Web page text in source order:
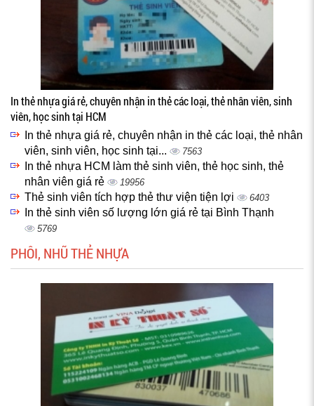
In thẻ nhựa giá rẻ, chuyên nhận in thẻ các loại, thẻ nhân viên, sinh
viên, học sinh tại HCM
In thẻ nhựa giá rẻ, chuyên nhận in thẻ các loại, thẻ nhân
viên, sinh viên, học sinh tại...
7563
In thẻ nhựa HCM làm thẻ sinh viên, thẻ học sinh, thẻ
nhân viên giá rẻ
19956
Thẻ sinh viên tích hợp thẻ thư viện tiện lợi 6403
In thẻ sinh viên số lượng lớn giá rẻ tại Bình Thạnh
5769
PHÔI, NHŨ THẺ NHỰA